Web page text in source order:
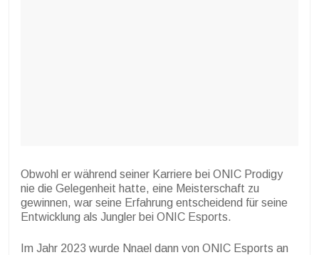
Obwohl er während seiner Karriere bei ONIC Prodigy
nie die Gelegenheit hatte, eine Meisterschaft zu
gewinnen, war seine Erfahrung entscheidend für seine
Entwicklung als Jungler bei ONIC Esports.
Im Jahr 2023 wurde Nnael dann von ONIC Esports an